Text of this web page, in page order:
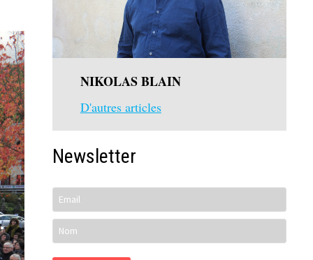
NIKOLAS BLAIN
D'autres articles
Newsletter